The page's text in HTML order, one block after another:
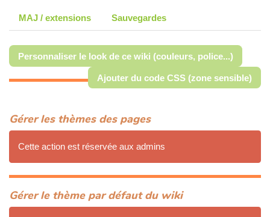
MAJ / extensions Sauvegardes
Personnaliser le look de ce wiki (couleurs, police...)
Ajouter du code CSS (zone sensible)
Gérer les thèmes des pages
Cette action est réservée aux admins
Gérer le thème par défaut du wiki